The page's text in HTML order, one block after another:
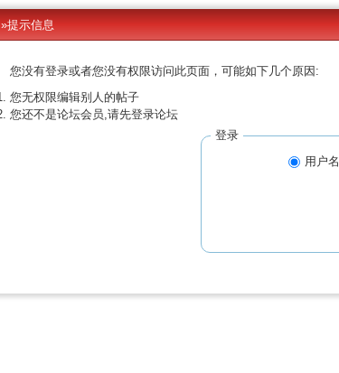
»提示信息
您没有登录或者您没有权限访问此页面，可能如下几个原因:
您无权限编辑别人的帖子
您还不是论坛会员,请先登录论坛
登录
用户名